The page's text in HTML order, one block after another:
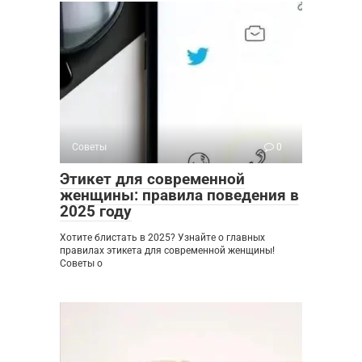
Советы 0
Этикет для современной
женщины: правила поведения в
2025 году
Хотите блистать в 2025? Узнайте о главных
правилах этикета для современной женщины!
Советы о